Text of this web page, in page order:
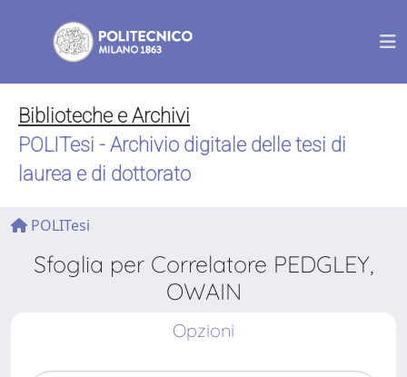
Biblioteche e Archivi
POLITesi - Archivio digitale delle tesi di
laurea e di dottorato
POLITesi
Sfoglia per Correlatore PEDGLEY,
OWAIN
Opzioni